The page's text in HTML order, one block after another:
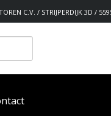
C.V. / STRIJPERDIJK 3D /